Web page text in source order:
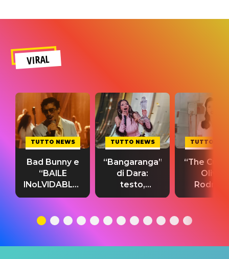
VIRAL
TUTTO NEWS
Bad Bunny e
“BAILE
INoLVIDABLE”:
testo,
significato
TUTTO NEWS
“Bangaranga”
di Dara:
testo,
traduzione e
del singolo
TUTTO
“The
Olivia
testo,